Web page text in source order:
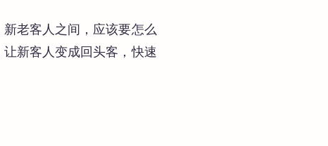
老客人之间，应该要怎么
新客人变成回头客，快速